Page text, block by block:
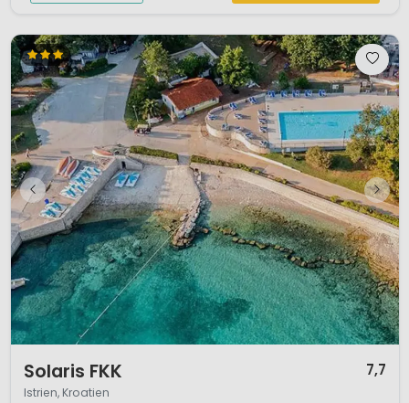
Solaris FKK 7,7
Istrien, Kroatien